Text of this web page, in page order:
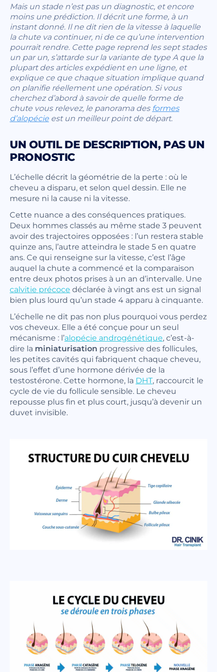
Mais un stade n’est pas un diagnostic, et encore
moins une prédiction. Il décrit une forme, à un
instant donné. Il ne dit rien de la vitesse à laquelle
la chute va continuer, ni de ce qu’une intervention
pourrait rendre. Cette page reprend les sept stades
un par un, s’attarde sur la variante de type A que la
plupart des articles expédient en une ligne, et
explique ce que chaque situation implique quand
on planifie réellement une opération. Si vous
cherchez d’abord à savoir de quelle forme de
chute vous relevez, le panorama des formes
d’alopécie est un meilleur point de départ.
UN OUTIL DE DESCRIPTION, PAS UN
PRONOSTIC
L’échelle décrit la géométrie de la perte : où le
cheveu a disparu, et selon quel dessin. Elle ne
mesure ni la cause ni la vitesse.
Cette nuance a des conséquences pratiques.
Deux hommes classés au même stade 3 peuvent
avoir des trajectoires opposées : l’un restera stable
quinze ans, l’autre atteindra le stade 5 en quatre
ans. Ce qui renseigne sur la vitesse, c’est l’âge
auquel la chute a commencé et la comparaison
entre deux photos prises à un an d’intervalle. Une
calvitie précoce déclarée à vingt ans est un signal
bien plus lourd qu’un stade 4 apparu à cinquante.
L’échelle ne dit pas non plus pourquoi vous perdez
vos cheveux. Elle a été conçue pour un seul
mécanisme : l’alopécie androgénétique, c’est-à-
dire la miniaturisation progressive des follicules,
les petites cavités qui fabriquent chaque cheveu,
sous l’effet d’une hormone dérivée de la
testostérone. Cette hormone, la DHT, raccourcit le
cycle de vie du follicule sensible. Le cheveu
repousse plus fin et plus court, jusqu’à devenir un
duvet invisible.